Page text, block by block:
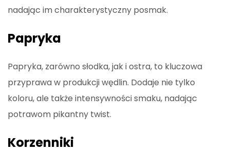
nadając im charakterystyczny posmak.
Papryka
Papryka, zarówno słodka, jak i ostra, to kluczowa
przyprawa w produkcji wędlin. Dodaje nie tylko
koloru, ale także intensywności smaku, nadając
potrawom pikantny twist.
Korzenniki